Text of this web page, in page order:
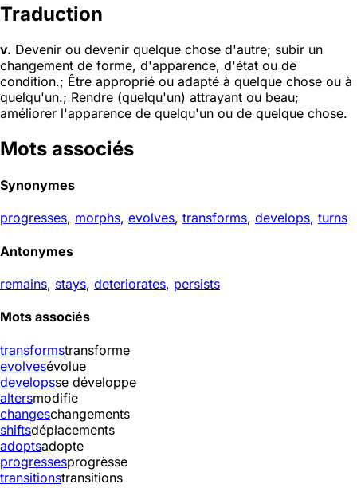
Traduction
v. Devenir ou devenir quelque chose d'autre; subir un
changement de forme, d'apparence, d'état ou de
condition.; Être approprié ou adapté à quelque chose ou à
quelqu'un.; Rendre (quelqu'un) attrayant ou beau;
améliorer l'apparence de quelqu'un ou de quelque chose.
Mots associés
Synonymes
progresses, morphs, evolves, transforms, develops, turns
Antonymes
remains, stays, deteriorates, persists
Mots associés
transformstransforme
evolvesévolue
developsse développe
altersmodifie
changeschangements
shiftsdéplacements
adoptsadopte
progressesprogrèsse
transitionstransitions